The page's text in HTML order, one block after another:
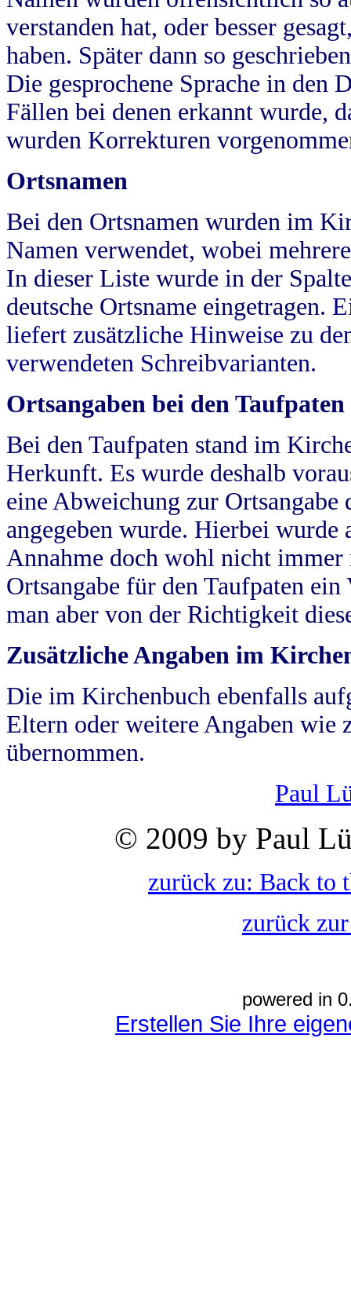
verstanden hat, oder besser
haben. Später dann so
Die gesprochene Sprache in
Fällen bei denen erkannt wurde,
wurden Korrekturen
Ortsnamen
Bei den Ortsnamen wurden im
Namen verwendet, wobei
In dieser Liste wurde in der
deutsche Ortsname eingetragen.
liefert zusätzliche Hinweise zu
verwendeten Schreibvarianten.
Ortsangaben bei den Taufpaten
Bei den Taufpaten stand im
Herkunft. Es wurde deshalb
eine Abweichung zur
angegeben wurde. Hierbei wurde
Annahme doch wohl nicht
Ortsangabe für den Taufpaten
man aber von der Richtigkeit
Zusätzliche Angaben im
Die im Kirchenbuch ebenfalls
Eltern oder weitere Angaben wie
übernommen.
Paul
© 2009 by Paul
zurück zu: Back to
zurück
powered in
Erstellen Sie Ihre